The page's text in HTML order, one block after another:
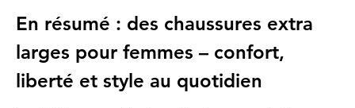
En résumé : des chaussures extra
larges pour femmes – confort,
liberté et style au quotidien